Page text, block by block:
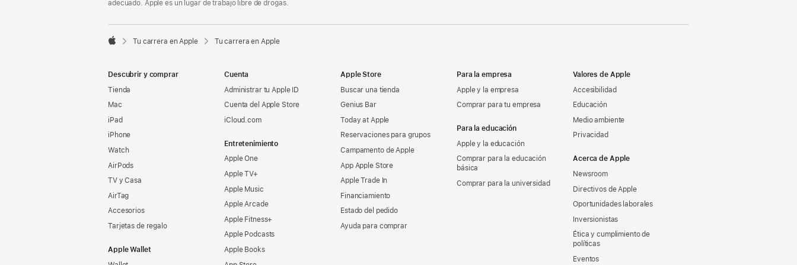
adecuado. Apple es un lugar de trabajo libre de drogas.

Tu carrera en Apple Tu carrera en Apple
Descubrir y comprar
Tienda
Mac
iPad
iPhone
Watch
AirPods
TV y Casa
AirTag
Accesorios
Tarjetas de regalo
Apple Wallet
Cuenta
Administrar tu Apple ID
Cuenta del Apple Store
iCloud.com
Entretenimiento
Apple One
Apple TV+
Apple Music
Apple Arcade
Apple Fitness+
Apple Podcasts
Apple Books
Apple Store
Buscar una tienda
Genius Bar
Today at Apple
Reservaciones para grupos
Campamento de Apple
App Apple Store
Apple Trade In
Financiamiento
Estado del pedido
Ayuda para comprar
Para la empresa
Apple y la empresa
Comprar para tu empresa
Para la educación
Apple y la educación
Comprar para la educación
básica
Comprar para la universidad
Valores de Apple
Accesibilidad
Educación
Medio ambiente
Privacidad
Acerca de Apple
Newsroom
Directivos de Apple
Oportunidades laborales
Inversionistas
Ética y cumplimiento de
políticas
Eventos